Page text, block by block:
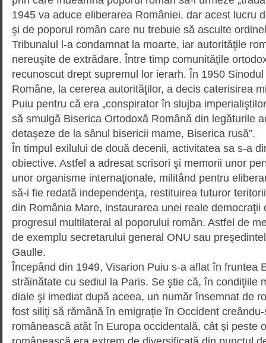
1945 va aduce eliberarea Româ­niei, dar acest lucru
şi de poporul român care nu trebuie să asculte
Tribunalul l-a condamnat la moa­rte, iar autorităţile
nereuşite de extrădare. Între timp comunităţile
recunoscut drept supremul lor ierarh. În 1950
Române, la cererea auto­rită­ţilor, a decis caterisirea
Puiu pentru că era „cons­pi­rator în slujba
să smulgă Biserica Orto­doxă Română din legăturile
detaşeze de la sânul bisericii mame, Biserica rusă”.
În timpul exilului de două decenii, activitatea sa s-a
obiective. Astfel a adresat scrisori şi memorii unor
unor organisme interna­ţionale, militând pentru
să-i fie redată inde­pendenţa, restituirea tuturor
din România Mare, instaurarea unei reale democraţii
progresul multilateral al poporului român. Astfel de
de exemplu secretarului general ONU sau
Gaulle.
Începând din 1949, Visarion Puiu s-a aflat în fruntea
străinătate cu sediul la Paris. Se ştie că, în condiţiile
diale şi imediat după aceea, un număr însemnat de
fost siliţi să rămână în emigraţie în Occident
românească atât în Europa occiden­tală, cât şi peste